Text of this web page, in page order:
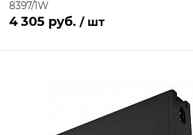
8397/1W
4 305 руб. / шт
Сравнение